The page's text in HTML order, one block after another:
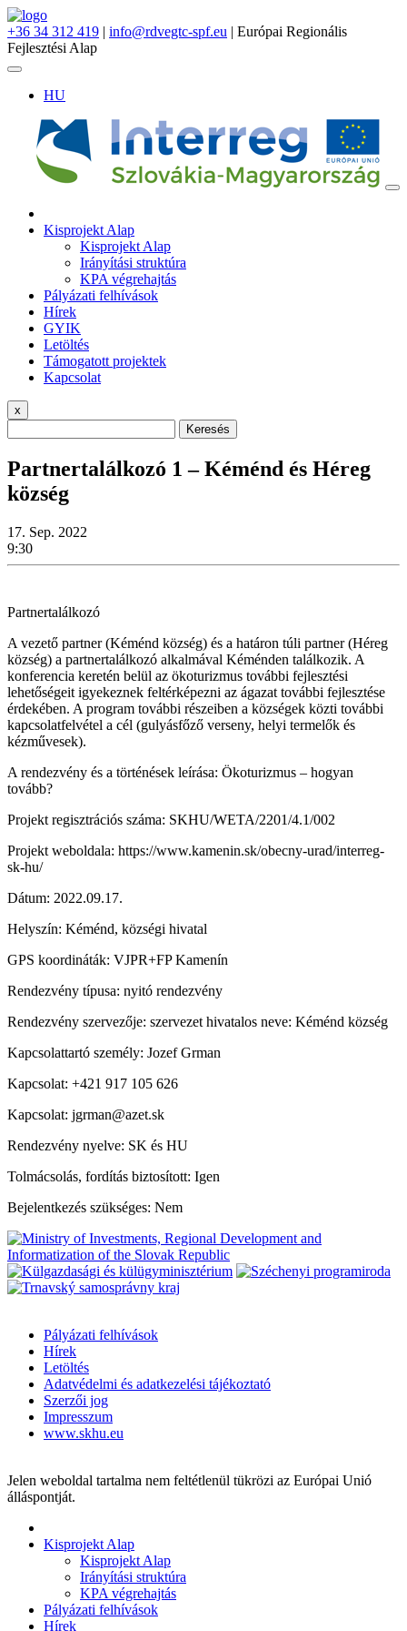
+36 34 312 419 | info@rdvegtc-spf.eu | Európai Regionális
Fejlesztési Alap
HU
Kisprojekt Alap
Kisprojekt Alap
Irányítási struktúra
KPA végrehajtás
Pályázati felhívások
Hírek
GYIK
Letöltés
Támogatott projektek
Kapcsolat
x
Keresés
Partnertalálkozó 1 – Kéménd és Héreg
község
17. Sep. 2022
9:30
Partnertalálkozó
A vezető partner (Kéménd község) és a határon túli partner (Héreg
község) a partnertalálkozó alkalmával Kéménden találkozik. A
konferencia keretén belül az ökoturizmus további fejlesztési
lehetőségeit igyekeznek feltérképezni az ágazat további fejlesztése
érdekében. A program további részeiben a községek közti további
kapcsolatfelvétel a cél (gulyásfőző verseny, helyi termelők és
kézművesek).
A rendezvény és a történések leírása: Ökoturizmus – hogyan
tovább?
Projekt regisztrációs száma: SKHU/WETA/2201/4.1/002
Projekt weboldala: https://www.kamenin.sk/obecny-urad/interreg-
sk-hu/
Dátum: 2022.09.17.
Helyszín: Kéménd, községi hivatal
GPS koordináták: VJPR+FP Kamenín
Rendezvény típusa: nyitó rendezvény
Rendezvény szervezője: szervezet hivatalos neve: Kéménd község
Kapcsolattartó személy: Jozef Grman
Kapcsolat: +421 917 105 626
Kapcsolat: jgrman@azet.sk
Rendezvény nyelve: SK és HU
Tolmácsolás, fordítás biztosított: Igen
Bejelentkezés szükséges: Nem
Pályázati felhívások
Hírek
Letöltés
Adatvédelmi és adatkezelési tájékoztató
Szerzői jog
Impresszum
www.skhu.eu
Jelen weboldal tartalma nem feltétlenül tükrözi az Európai Unió
álláspontját.
Kisprojekt Alap
Kisprojekt Alap
Irányítási struktúra
KPA végrehajtás
Pályázati felhívások
Hírek